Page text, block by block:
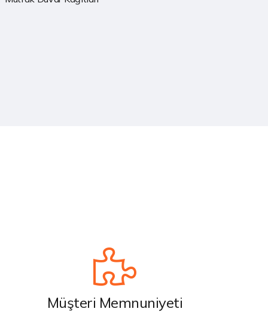
Müşteri Memnuniyeti